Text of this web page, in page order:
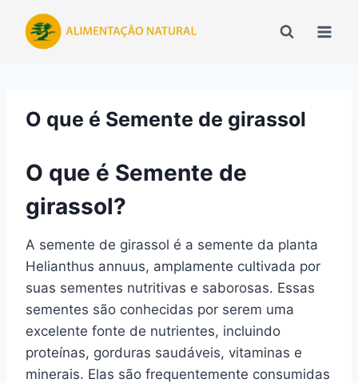
para
O que é Semente de girassol
O que é Semente de
girassol?
A semente de girassol é a semente da planta
Helianthus annuus, amplamente cultivada por
suas sementes nutritivas e saborosas. Essas
sementes são conhecidas por serem uma
excelente fonte de nutrientes, incluindo
proteínas, gorduras saudáveis, vitaminas e
minerais. Elas são frequentemente consumidas